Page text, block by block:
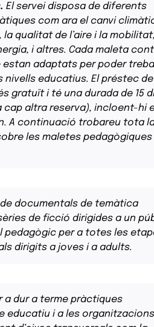
El servei disposa de diferents
com ara el canvi
qualitat de l’aire i la mobilitat,
i altres. Cada maleta
estan adaptats per poder
educatius. El préstec
gratuït i té una durada de 15
cap altra reserva), incloent-hi
A continuació trobareu tota
les maletes pedagògiques
documentals de temàtica
de ficció dirigides a un
pedagògic per a totes les
dirigits a joves i a adults.
a dur a terme pràctiques
educatiu i a les